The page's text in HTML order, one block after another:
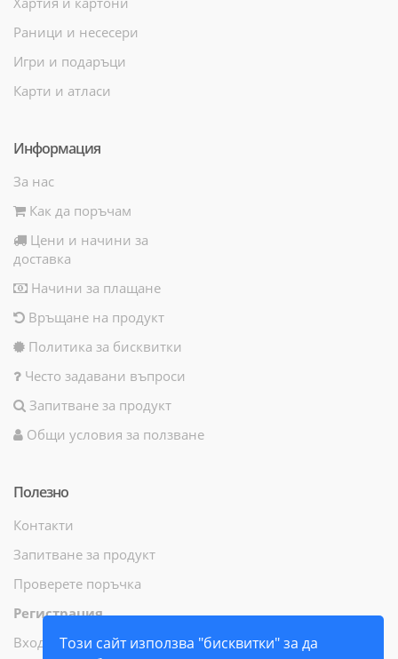
Този сайт използва "бисквитки" за да
Раници и несесери
Игри и подаръци
Карти и атласи
Информация
За нас
Как да поръчам
Цени и начини за
доставка
Начини за плащане
Връщане на продукт
Политика за бисквитки
Често задавани въпроси
Запитване за продукт
Общи условия за ползване
Полезно
Контакти
Запитване за продукт
Проверете поръчка
Регистрация
Вход